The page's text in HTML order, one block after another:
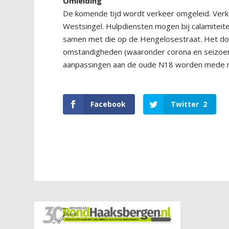
De komende tijd wordt verkeer omgeleid.
Westsingel. Hulpdiensten mogen bij
samen met die op de Hengelosestraat. Het
omstandigheden (waaronder corona en
aanpassingen aan de oude N18 worden
Facebook Twitter 2